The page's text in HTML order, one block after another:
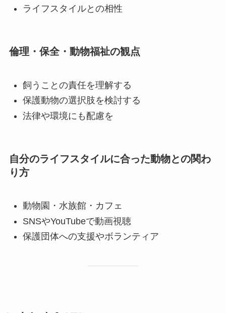
ライフスタイルとの相性
倫理・保全・動物福祉の観点
飼うことの責任を理解する
保護動物の選択肢を検討する
法律や環境にも配慮を
自分のライフスタイルに合った動物との関わ
り方
動物園・水族館・カフェ
SNSやYouTubeで動画視聴
保護団体への支援やボランティア